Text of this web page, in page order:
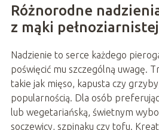
Różnorodne
z mąki pełnoziarnistej
Nadzienie to serce każdego
poświęcić mu szczególną uwagę.
takie jak mięso, kapusta czy
popularnością. Dla osób
lub wegetariańską, świetnym
soczewicy, szpinaku czy tofu.